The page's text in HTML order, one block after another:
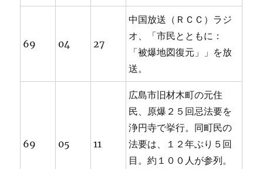
69 04 27
中国放送（ＲＣＣ）ラジ
オ、「市民とともに：
「被爆地図復元」」を放
送。
69 05 11
広島市旧材木町の元住
民、原爆２５回忌法要を
浄円寺で挙行。同町民の
法要は、１２年ぶり５回
目。約１００人が参列。